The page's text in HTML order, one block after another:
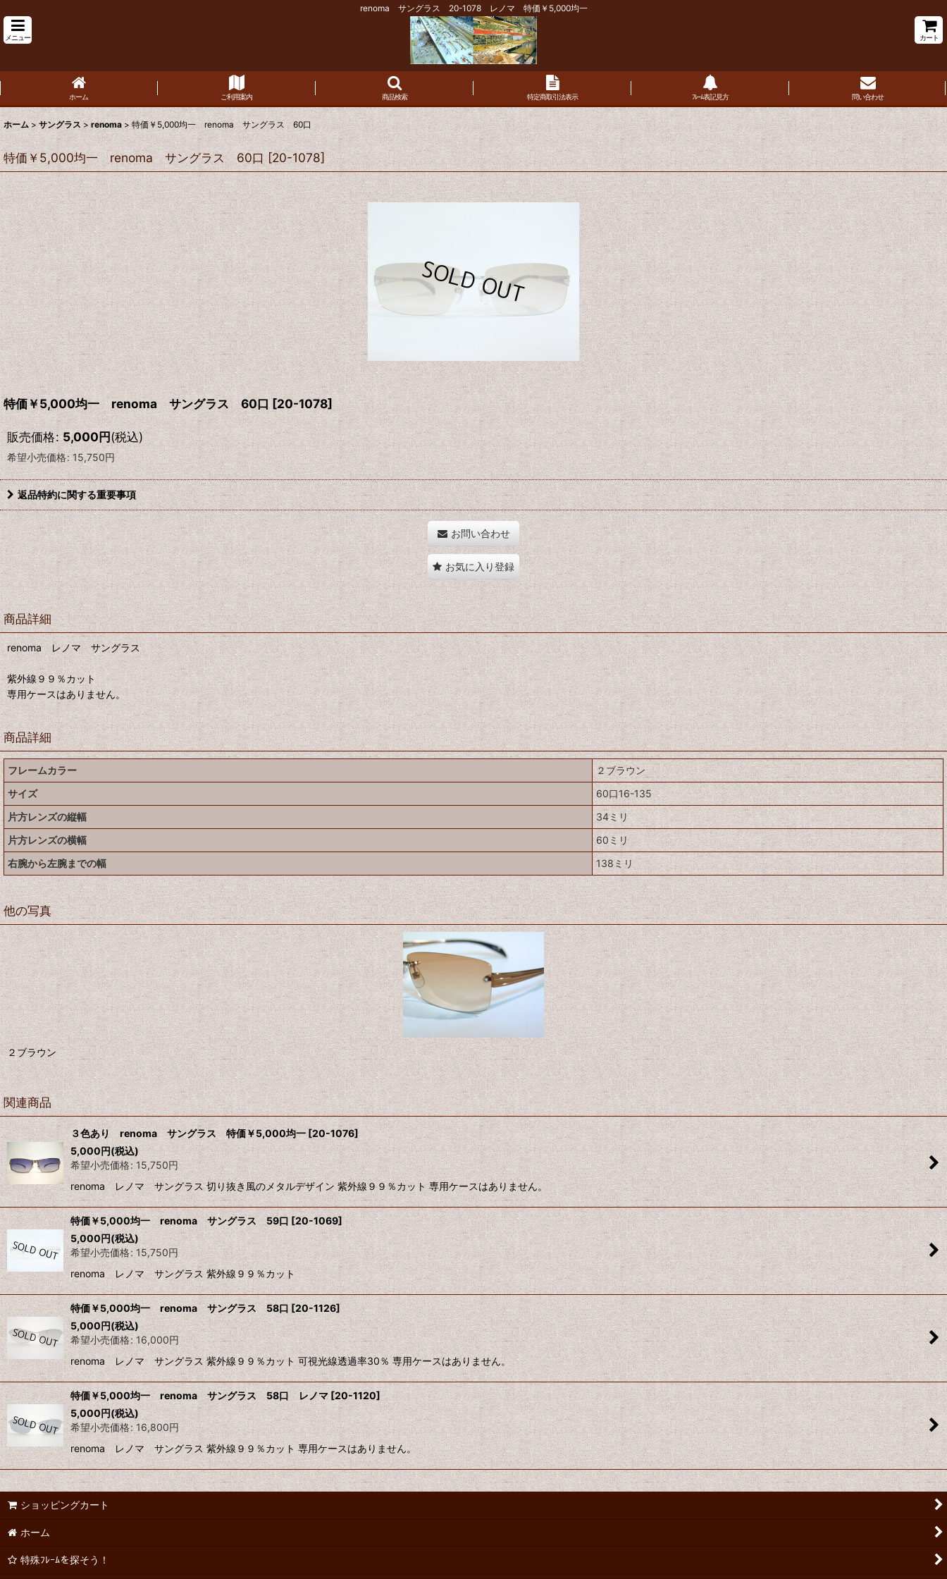
renoma サングラス 20-1078 レノマ 特価￥5,000均一
メニュー カート
ホーム ご利用案内 商品検索 特定商取引法表示 ﾌﾚｰﾑ表記見方 問い合わせ
ホーム > サングラス > renoma > 特価￥5,000均一 renoma サングラス 60口
特価￥5,000均一 renoma サングラス 60口 [20-1078]
特価￥5,000均一 renoma サングラス 60口 [20-1078]
販売価格: 5,000円(税込)
希望小売価格: 15,750円
返品特約に関する重要事項
お問い合わせ
お気に入り登録
商品詳細
renoma レノマ サングラス
紫外線９９％カット
専用ケースはありません。
商品詳細
フレームカラー
２ブラウン
サイズ
60口16-135
片方レンズの縦幅
34ミリ
片方レンズの横幅
60ミリ
右腕から左腕までの幅
138ミリ
他の写真
２ブラウン
関連商品
３色あり renoma サングラス 特価￥5,000均一 [20-1076]
5,000円(税込)
希望小売価格: 15,750円
renoma レノマ サングラス 切り抜き風のメタルデザイン 紫外線９９％カット 専用ケースはありません。
特価￥5,000均一 renoma サングラス 59口 [20-1069]
5,000円(税込)
希望小売価格: 15,750円
renoma レノマ サングラス 紫外線９９％カット
特価￥5,000均一 renoma サングラス 58口 [20-1126]
5,000円(税込)
希望小売価格: 16,000円
renoma レノマ サングラス 紫外線９９％カット 可視光線透過率30％ 専用ケースはありません。
特価￥5,000均一 renoma サングラス 58口 レノマ [20-1120]
5,000円(税込)
希望小売価格: 16,800円
renoma レノマ サングラス 紫外線９９％カット 専用ケースはありません。
ショッピングカート
ホーム
特殊ﾌﾚｰﾑを探そう！